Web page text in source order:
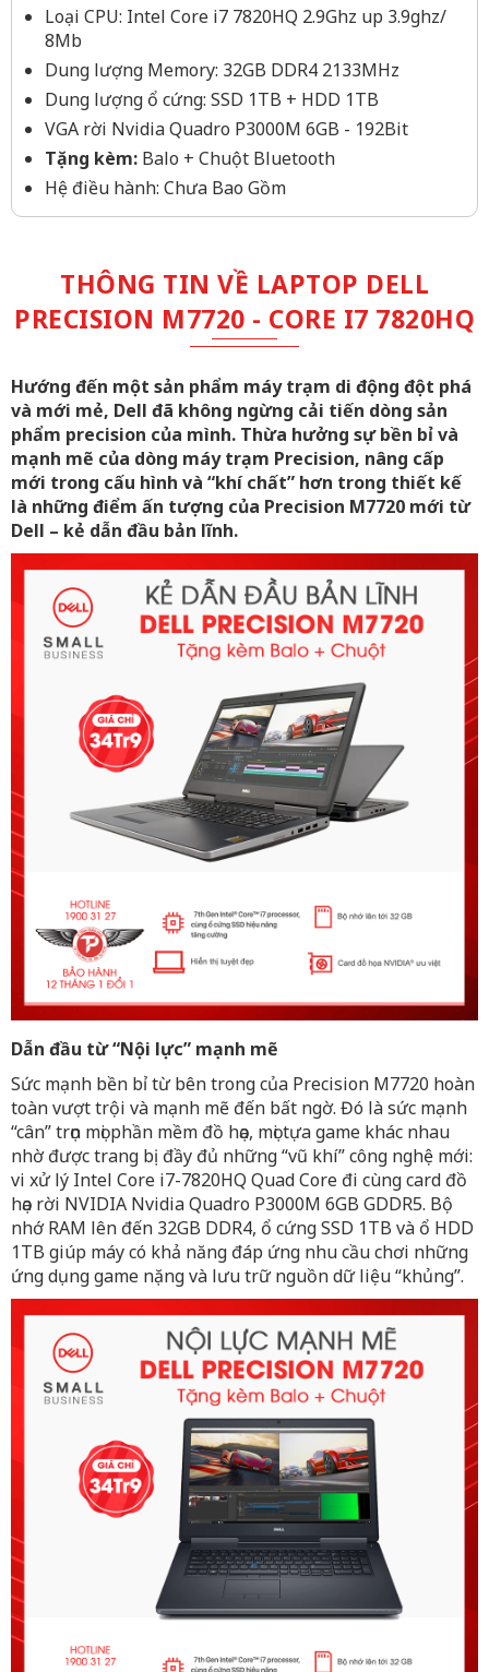
Loại CPU: Intel Core i7 7820HQ 2.9Ghz up 3.9ghz/
8Mb
Dung lượng Memory: 32GB DDR4 2133MHz
Dung lượng ổ cứng: SSD 1TB + HDD 1TB
VGA rời Nvidia Quadro P3000M 6GB - 192Bit
Tặng kèm: Balo + Chuột Bluetooth
Hệ điều hành: Chưa Bao Gồm
THÔNG TIN VỀ LAPTOP DELL
PRECISION M7720 - CORE I7 7820HQ
Hướng đến một sản phẩm máy trạm di động đột phá
và mới mẻ, Dell đã không ngừng cải tiến dòng sản
phẩm precision của mình. Thừa hưởng sự bền bỉ và
mạnh mẽ của dòng máy trạm Precision, nâng cấp
mới trong cấu hình và “khí chất” hơn trong thiết kế
là những điểm ấn tượng của Precision M7720 mới từ
Dell – kẻ dẫn đầu bản lĩnh.
Dẫn đầu từ “Nội lực” mạnh mẽ
Sức mạnh bền bỉ từ bên trong của Precision M7720 hoàn
toàn vượt trội và mạnh mẽ đến bất ngờ. Đó là sức mạnh
“cân” trọn mọi phần mềm đồ họa, mọi tựa game khác nhau
nhờ được trang bị đầy đủ những “vũ khí” công nghệ mới:
vi xử lý Intel Core i7-7820HQ Quad Core đi cùng card đồ
họa rời NVIDIA Nvidia Quadro P3000M 6GB GDDR5. Bộ
nhớ RAM lên đến 32GB DDR4, ổ cứng SSD 1TB và ổ HDD
1TB giúp máy có khả năng đáp ứng nhu cầu chơi những
ứng dụng game nặng và lưu trữ nguồn dữ liệu “khủng”.